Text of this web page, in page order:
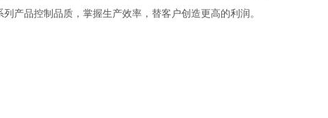
产品控制品质，掌握生产效率，替客户创造更高的利润。